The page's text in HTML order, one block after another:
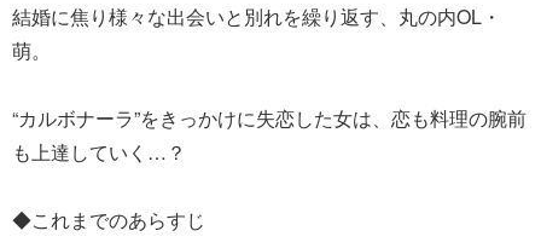
結婚に焦り様々な出会いと別れを繰り返す、丸の内OL・
萌。
“カルボナーラ”をきっかけに失恋した女は、恋も料理の腕前
も上達していく…？
◆これまでのあらすじ